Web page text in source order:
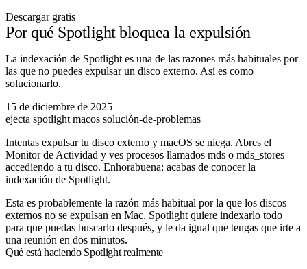
Descargar gratis
Por qué Spotlight bloquea la expulsión
La indexación de Spotlight es una de las razones más habituales por
las que no puedes expulsar un disco externo. Así es como
solucionarlo.
15 de diciembre de 2025
ejecta spotlight macos solución-de-problemas
Intentas expulsar tu disco externo y macOS se niega. Abres el
Monitor de Actividad y ves procesos llamados mds o mds_stores
accediendo a tu disco. Enhorabuena: acabas de conocer la
indexación de Spotlight.
Esta es probablemente la razón más habitual por la que los discos
externos no se expulsan en Mac. Spotlight quiere indexarlo todo
para que puedas buscarlo después, y le da igual que tengas que irte a
una reunión en dos minutos.
Qué está haciendo Spotlight realmente